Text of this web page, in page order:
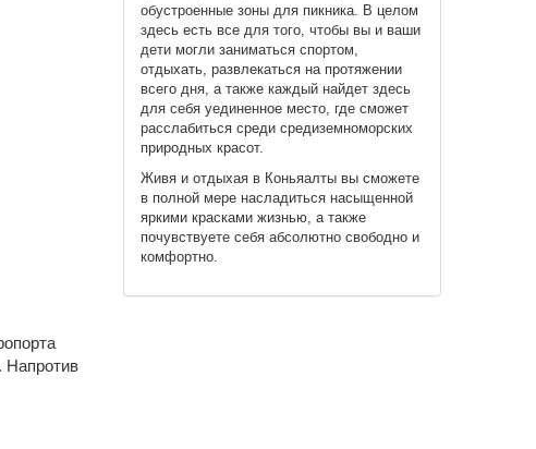
Напротив
обустроенные зоны для пикника. В целом
здесь есть все для того, чтобы вы и ваши
дети могли заниматься спортом,
отдыхать, развлекаться на протяжении
всего дня, а также каждый найдет здесь
для себя уединенное место, где сможет
расслабиться среди средиземноморских
природных красот.
Живя и отдыхая в Коньяалты вы сможете
в полной мере насладиться насыщенной
яркими красками жизнью, а также
почувствуете себя абсолютно свободно и
комфортно.